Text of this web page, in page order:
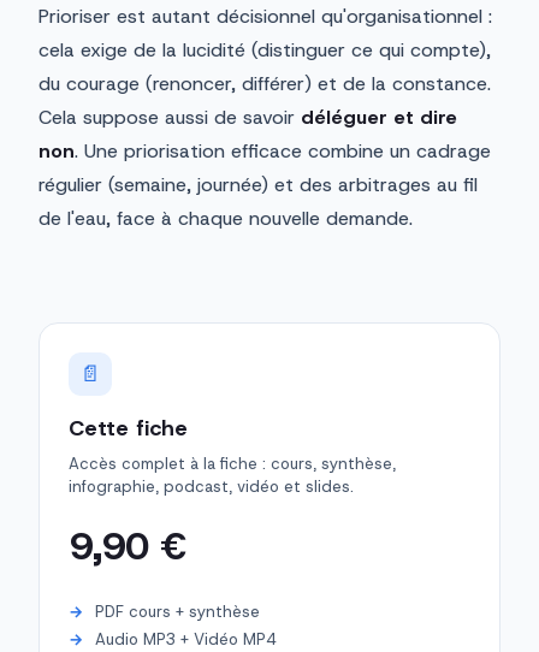
Prioriser est autant décisionnel qu'organisationnel :
cela exige de la lucidité (distinguer ce qui compte),
du courage (renoncer, différer) et de la constance.
Cela suppose aussi de savoir déléguer et dire
non. Une priorisation efficace combine un cadrage
régulier (semaine, journée) et des arbitrages au fil
de l'eau, face à chaque nouvelle demande.
📄
Cette fiche
Accès complet à la fiche : cours, synthèse,
infographie, podcast, vidéo et slides.
9,90 €
PDF cours + synthèse
Audio MP3 + Vidéo MP4